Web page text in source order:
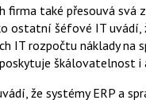
firma také přesouvá
ostatní šéfové IT
IT rozpočtu náklady na
škálovatelnost i
že systémy ERP a